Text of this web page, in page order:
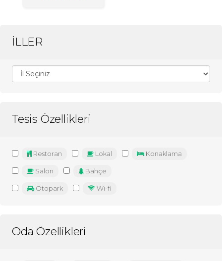
İLLER
Tesis Özellikleri
Restoran Lokal Konaklama
Salon Bahçe
Otopark Wi-fi
Oda Özellikleri